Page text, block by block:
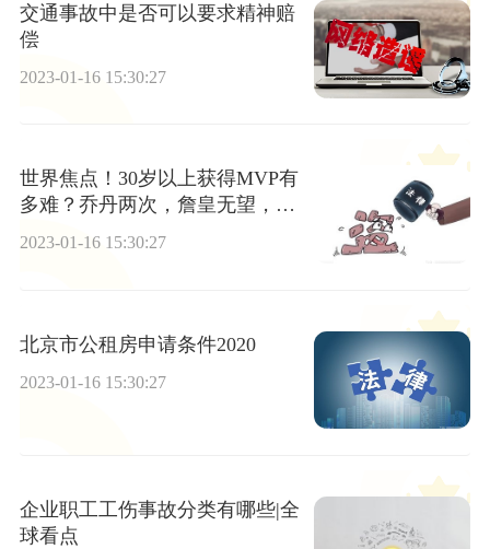
交通事故中是否可以要求精神赔
偿
2023-01-16 15:30:27
世界焦点！30岁以上获得MVP有
多难？乔丹两次，詹皇无望，现
役仅库里有可能
2023-01-16 15:30:27
北京市公租房申请条件2020
2023-01-16 15:30:27
企业职工工伤事故分类有哪些|全
球看点